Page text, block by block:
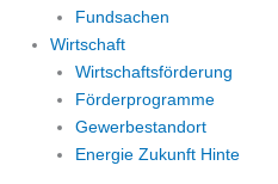
Fundsachen
Wirtschaft
Wirtschaftsförderung
Förderprogramme
Gewerbestandort
Energie Zukunft Hinte